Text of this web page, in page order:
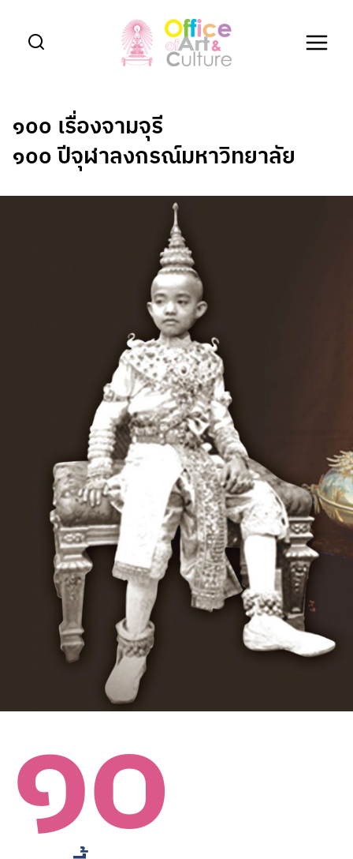
content
๑๐๐ เรื่องจามจุรี
๑๐๐ ปีจุฬาลงกรณ์มหาวิทยาลัย
๑๐